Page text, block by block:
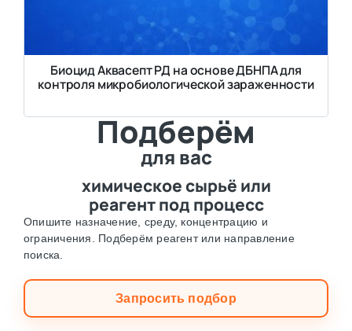
Биоцид Аквасепт РД на основе ДБНПА для
контроля микробиологической зараженности
Подберём
для вас
химическое сырьё или
реагент под процесс
Опишите назначение, среду, концентрацию и
ограничения. Подберём реагент или направление
поиска.
Запросить подбор